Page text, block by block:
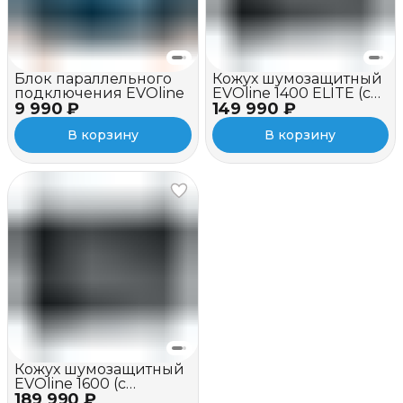
9 990 ₽
Блок параллельного
подключения EVOline
В корзину
149 990 ₽
Кожух шумозащитный
EVOline 1400 ELITE (c
вентилятором)
В корзину
Кожух шумозащитный
EVOline 1600 (c
вентилятором и